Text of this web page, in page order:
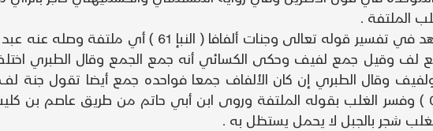
الملتفة .
أشار بهذا إلى ما روي عن مجاهد في تفسير قوله
وقيل جمع لفيف وحكى الكسائي أنه جمع الجمع وقال الطبري
وقال الطبري إن كان الألفاف جمعا فواحده جمع أيضا تقول جنة
تعالى وحدائق غلبا ( عبس 03 ) وفسر الغلب بقوله الملتفة وروى ابن أبي حاتم من
شجر بالجبل لا يحمل يستظل به .